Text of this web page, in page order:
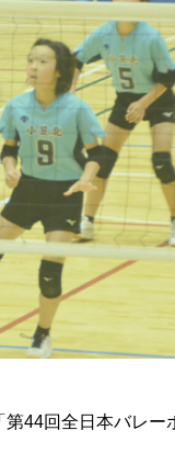
44回全日本バレー